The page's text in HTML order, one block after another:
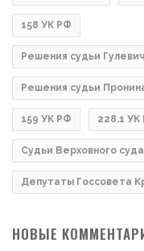
158 УК РФ
Решения судьи
Решения судьи
159 УК РФ 228.1 УК
Судьи Верховного
Депутаты Госсовета
НОВЫЕ